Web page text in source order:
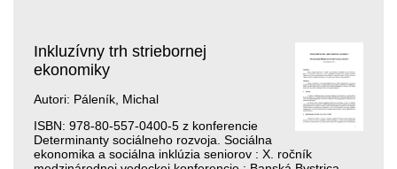
Inkluzívny trh striebornej
ekonomiky
Autori: Páleník, Michal
ISBN: 978-80-557-0400-5 z konferencie
Determinanty sociálneho rozvoja. Sociálna
ekonomika a sociálna inklúzia seniorov : X. ročník